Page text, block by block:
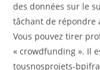
des données sur le
tâchant de répondre
Vous pouvez tirer
« crowdfunding ». Il
tousnosprojets-